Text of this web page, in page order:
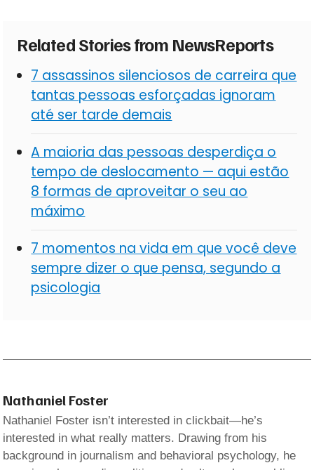
Related Stories from NewsReports
7 assassinos silenciosos de carreira que
tantas pessoas esforçadas ignoram
até ser tarde demais
A maioria das pessoas desperdiça o
tempo de deslocamento — aqui estão
8 formas de aproveitar o seu ao
máximo
7 momentos na vida em que você deve
sempre dizer o que pensa, segundo a
psicologia
Nathaniel Foster
Nathaniel Foster isn’t interested in clickbait—he’s
interested in what really matters. Drawing from his
background in journalism and behavioral psychology, he